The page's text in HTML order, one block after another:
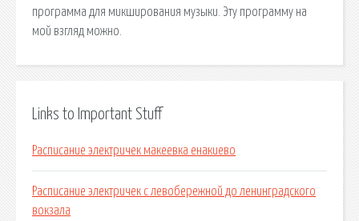
программа для микширования музыки. Эту программу на
мой взгляд можно.
Links to Important Stuff
Расписание электричек макеевка енакиево
Расписание электричек с левобережной до ленинградского
вокзала